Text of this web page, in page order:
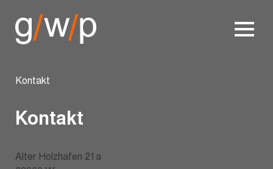
Kontakt
Kontakt
Alter Holzhafen 21a